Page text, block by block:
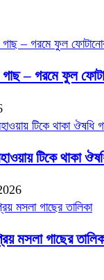
গাছ – গরমে ফুল
টিকে থাকা
মসলা গাছের